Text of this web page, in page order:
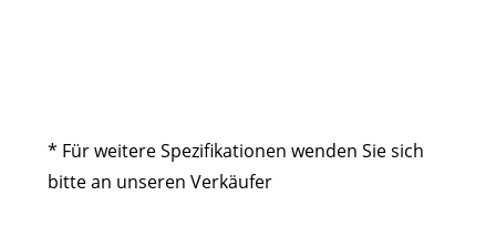
* Für weitere Spezifikationen wenden Sie sich
bitte an unseren Verkäufer